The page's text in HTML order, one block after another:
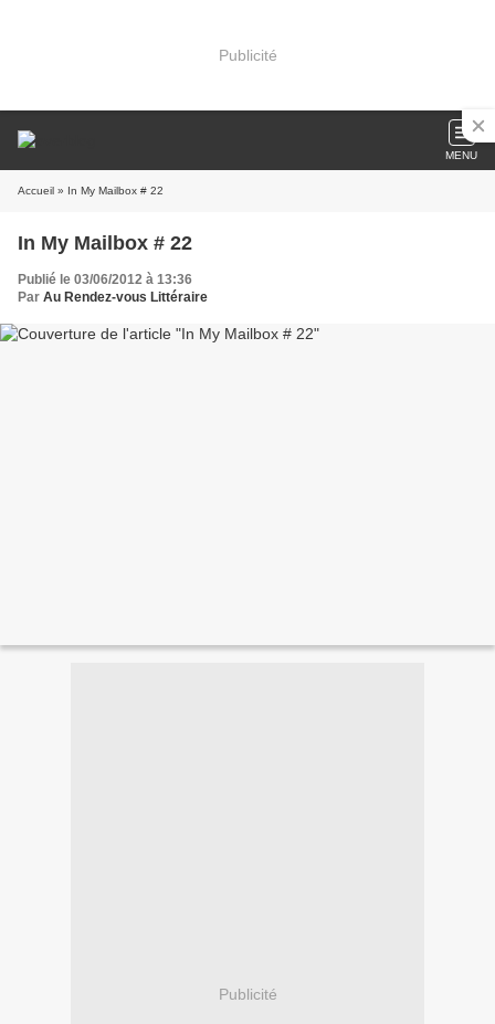
Publicité
MENU
Accueil » In My Mailbox # 22
In My Mailbox # 22
Publié le 03/06/2012 à 13:36
Par Au Rendez-vous Littéraire
Publicité